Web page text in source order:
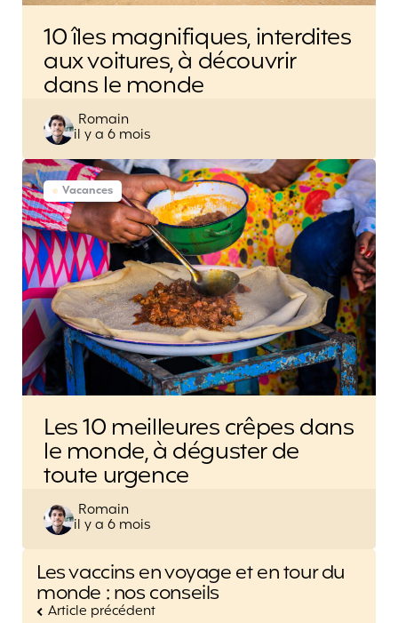
10 îles magnifiques, interdites
aux voitures, à découvrir
dans le monde
Posted
by
Romain
il y a 6 mois
Vacances
Les 10 meilleures crêpes dans
le monde, à déguster de
toute urgence
Posted
by
Romain
il y a 6 mois
Post
navigation
Les vaccins en voyage et en tour du
monde : nos conseils
Article précédent